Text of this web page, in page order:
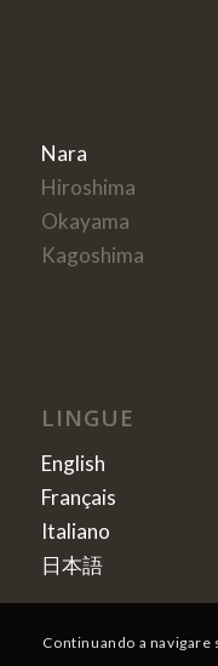
Nara
Hiroshima
Okayama
Kagoshima
LINGUE
English
Français
Italiano
日本語
Continuando a